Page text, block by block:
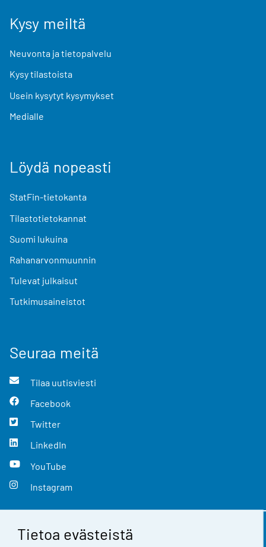
Tietoa evästeistä
Kysy meiltä
Neuvonta ja tietopalvelu
Kysy tilastoista
Usein kysytyt kysymykset
Medialle
Löydä nopeasti
StatFin-tietokanta
Tilastotietokannat
Suomi lukuina
Rahanarvonmuunnin
Tulevat julkaisut
Tutkimusaineistot
Seuraa meitä
Tilaa uutisviesti
Facebook
Twitter
LinkedIn
YouTube
Instagram
Yhteystiedot